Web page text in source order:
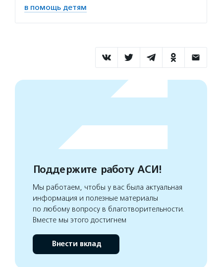
в помощь детям
Поддержите работу АСИ!
Мы работаем, чтобы у вас была актуальная
информация и полезные материалы
по любому вопросу в благотворительности.
Вместе мы этого достигнем
Внести вклад